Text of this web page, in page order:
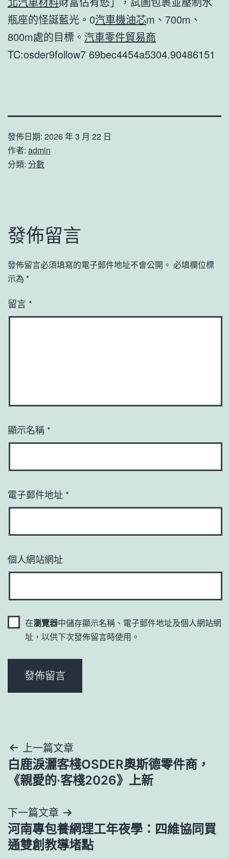
瓶座的怪誕藍光。0汽車機油芯m、700m、
800m處的目標。 汽車零件貿易商
TC:osder9follow7 69bec4454a5304.90486151
發佈日期: 2026 年 3 月 22 日
作者: admin
分類: 分數
發佈留言
發佈留言必須填寫的電子郵件地址不會公開。 必填欄位標
示為 *
留言 *
顯示名稱 *
電子郵件地址 *
個人網站網址
在瀏覽器中儲存顯示名稱、電子郵件地址及個人網站網
址，以供下次發佈留言時使用。
文
章
覽
上一篇文章
白鹿淚灑客棧OSDER奧斯德零件商，
《親愛的·客棧2026》上新
下一篇文章
河南專包養網理工年夜學：四維協同買
通雙創教導堵點